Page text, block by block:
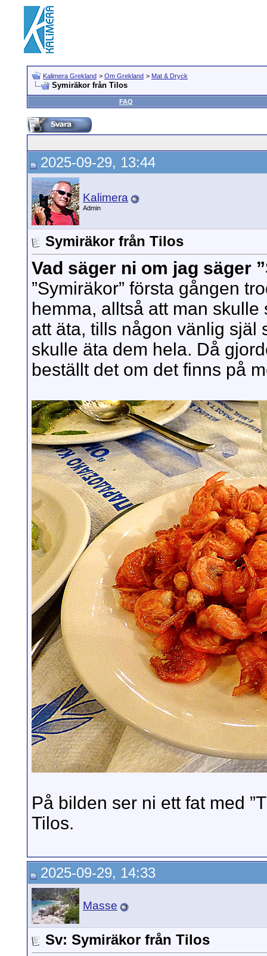
Kalimera Grekland > Om Grekland > Mat & Dryck
Symiräkor från Tilos
FAQ
2025-09-29, 13:44
Kalimera
Admin
Symiräkor från Tilos
Vad säger ni om jag säger
”Symiräkor” första gången
hemma, alltså att man
att äta, tills någon vänlig själ
skulle äta dem hela. Då
beställt det om det finns på
På bilden ser ni ett fat med
Tilos.
2025-09-29, 14:33
Masse
Sv: Symiräkor från Tilos